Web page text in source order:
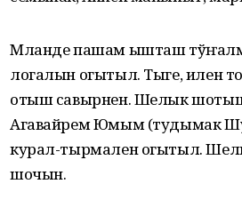
Мланде пашам ышташ
логалын огытыл. Тыге, илен
отыш савырнен. Шелык
Агавайрем Юмым (тудымак
курал-тырмален огытыл.
шочын.